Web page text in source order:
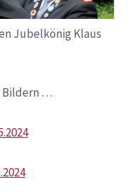
Jubelkönig Klaus
Bildern …